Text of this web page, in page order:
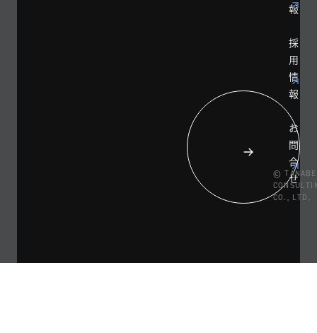
報
採
用
情
報
お
問
合
せ
© TANABE
CO., LTD.